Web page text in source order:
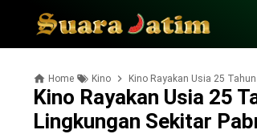
Home Kino Kino Rayakan Usia 25
Kino Rayakan Usia 25
Lingkungan Sekitar